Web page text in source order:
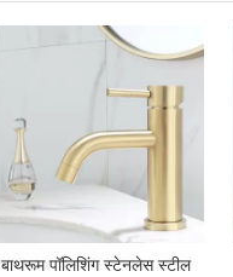
बाथरूम पॉलिशिंग स्टेनलेस स्टील